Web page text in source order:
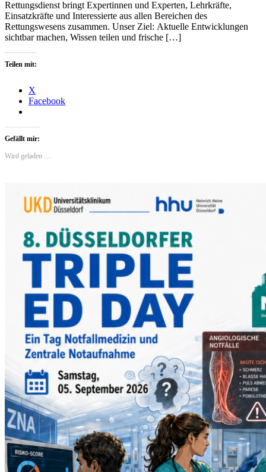
Rettungsdienst bringt Expertinnen und Experten, Lehrkräfte,
Einsatzkräfte und Interessierte aus allen Bereichen des
Rettungswesens zusammen. Unser Ziel: Aktuelle Entwicklungen
sichtbar machen, Wissen teilen und frische […]
Teilen mit:
X
Facebook
Gefällt mir:
Wird geladen …